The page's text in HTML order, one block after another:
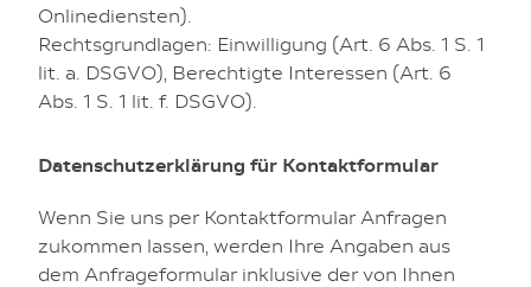
Onlinediensten).
Rechtsgrundlagen: Einwilligung (Art. 6 Abs. 1 S. 1
lit. a. DSGVO), Berechtigte Interessen (Art. 6
Abs. 1 S. 1 lit. f. DSGVO).
Datenschutzerklärung für Kontaktformular
Wenn Sie uns per Kontaktformular Anfragen
zukommen lassen, werden Ihre Angaben aus
dem Anfrageformular inklusive der von Ihnen